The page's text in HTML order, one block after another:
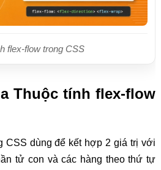
flex-flow trong CSS
Thuộc tính flex-flow
CSS dùng để kết hợp 2 giá trị với
tử con và các hàng theo thứ tự